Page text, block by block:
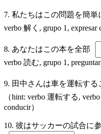
7. 私たちはこの問題を簡単
verbo 解く, grupo 1, expresar
8. あなたはこの本を全部
verbo 読む, grupo 1, preguntar
9. 田中さんは車を運転する
（hint: verbo 運転する,
conducir）
10. 彼はサッカーの試合に